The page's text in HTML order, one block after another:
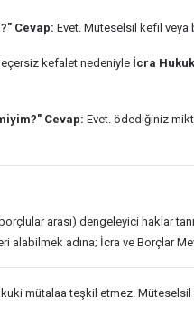
Cevap: Evet. Müteselsil kefil veya
kefalet nedeniyle İcra
Cevap: Evet. ödediğiniz
arası) dengeleyici haklar
alabilmek adına; İcra ve Borçlar
mütalaa teşkil etmez.